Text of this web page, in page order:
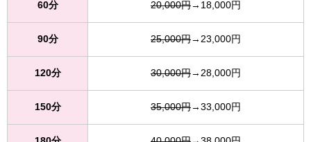
60分 20,000円→18,000円
90分 25,000円→23,000円
120分 30,000円→28,000円
150分 35,000円→33,000円